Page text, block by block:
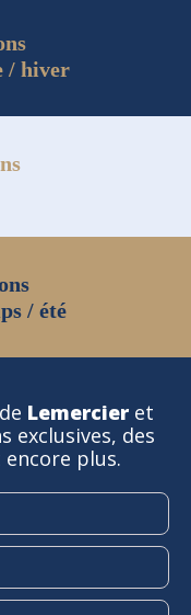
/ hiver
/ été
Lemercier et
exclusives, des
plus.